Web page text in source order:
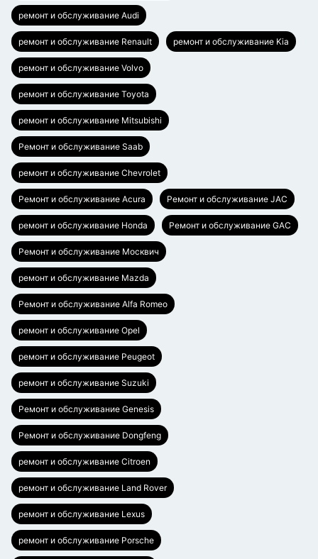
ремонт и обслуживание Audi
ремонт и обслуживание Renault ремонт и обслуживание Kia
ремонт и обслуживание Volvo
ремонт и обслуживание Toyota
ремонт и обслуживание Mitsubishi
Ремонт и обслуживание Saab
ремонт и обслуживание Chevrolet
Ремонт и обслуживание Acura Ремонт и обслуживание JAC
ремонт и обслуживание Honda Ремонт и обслуживание GAC
Ремонт и обслуживание Москвич
ремонт и обслуживание Mazda
Ремонт и обслуживание Alfa Romeo
ремонт и обслуживание Opel
ремонт и обслуживание Peugeot
ремонт и обслуживание Suzuki
Ремонт и обслуживание Genesis
Ремонт и обслуживание Dongfeng
ремонт и обслуживание Citroen
ремонт и обслуживание Land Rover
ремонт и обслуживание Lexus
ремонт и обслуживание Porsche